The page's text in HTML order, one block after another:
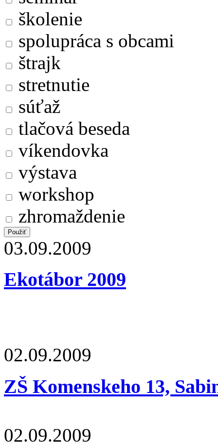
školenie
spolupráca s obcami
štrajk
stretnutie
súťaž
tlačová beseda
víkendovka
výstava
workshop
zhromaždenie
03.09.2009
Ekotábor 2009
02.09.2009
ZŠ Komenskeho 13,
02.09.2009